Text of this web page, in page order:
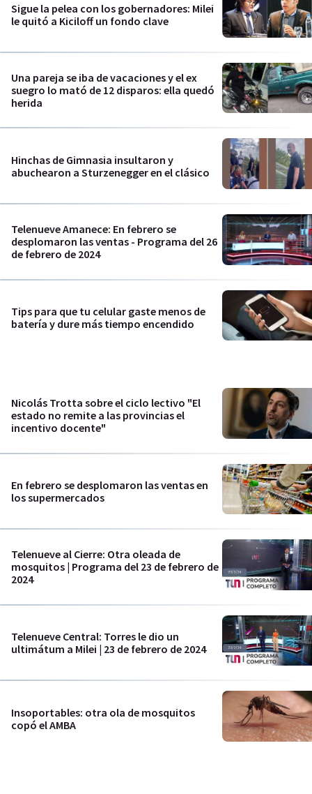
Sigue la pelea con los gobernadores: Milei
le quitó a Kiciloff un fondo clave
Una pareja se iba de vacaciones y el ex
suegro lo mató de 12 disparos: ella quedó
herida
Hinchas de Gimnasia insultaron y
abuchearon a Sturzenegger en el clásico
Telenueve Amanece: En febrero se
desplomaron las ventas - Programa del 26
de febrero de 2024
Tips para que tu celular gaste menos de
batería y dure más tiempo encendido
Nicolás Trotta sobre el ciclo lectivo "El
estado no remite a las provincias el
incentivo docente"
En febrero se desplomaron las ventas en
los supermercados
Telenueve al Cierre: Otra oleada de
mosquitos | Programa del 23 de febrero de
2024
Telenueve Central: Torres le dio un
ultimátum a Milei | 23 de febrero de 2024
Insoportables: otra ola de mosquitos
copó el AMBA